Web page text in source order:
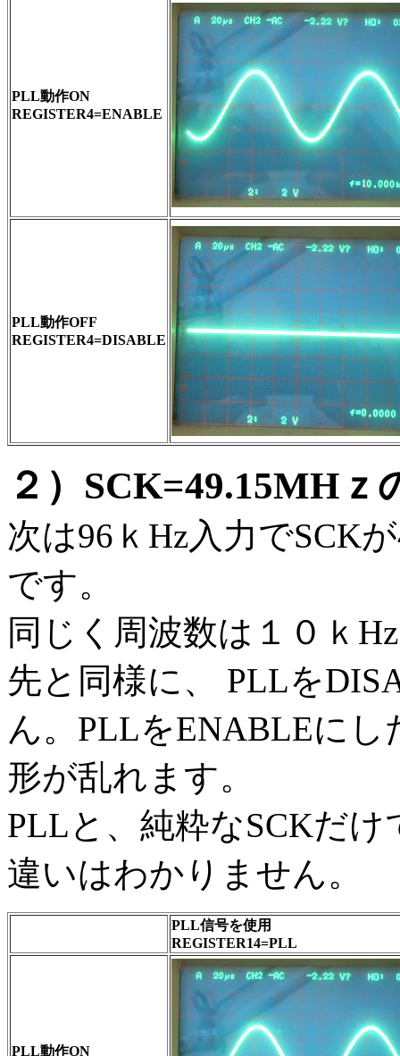
PLL動作ON
REGISTER4=ENABLE
PLL動作OFF
REGISTER4=DISABLE
２）SCK=49.15MHｚ
次は96ｋHz入力でSCK
です。
同じく周波数は１０ｋ
先と同様に、 PLLを
ん。PLLをENABLEに
形が乱れます。
PLLと、純粋なSCKだ
違いはわかりません。
PLL信号を使用
REGISTER14=PLL
PLL動作ON